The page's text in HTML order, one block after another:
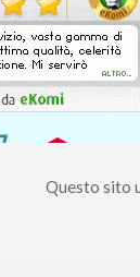
Questo sito